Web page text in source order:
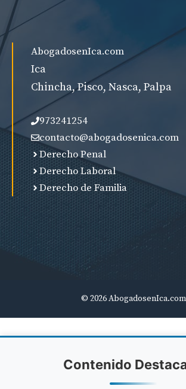
AbogadosenIca.com
Ica
Chincha, Pisco, Nasca, Palpa
973241254
contacto@abogadosenica.com
Derecho Penal
Derecho Laboral
Derecho de Familia
© 2026 AbogadosenIca.com
Contenido